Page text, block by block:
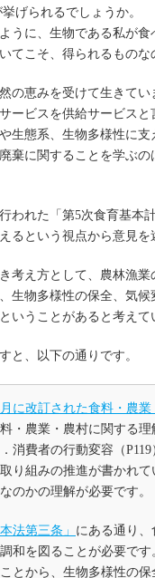
げられるでしょうか。
うに、生物である私が
てこそ、得られるものな
の恵みを受けて生きて
ービスを供給サービスと
生態系、生物多様性に
棄に関することを学ぶ
われた「第5次食育基本
るという視点から意見を
考え方として、農林漁
生物多様性の保全、気
いうことがあると考えて
と、以下の通りです。
月に改訂された食料・農業
・農業・農村に関する
消費者の行動変容（
り組みの推進が書かれ
のかの理解が必要です。
法第三条」 にある通り
和を図ることが必要で
とから、生物多様性の